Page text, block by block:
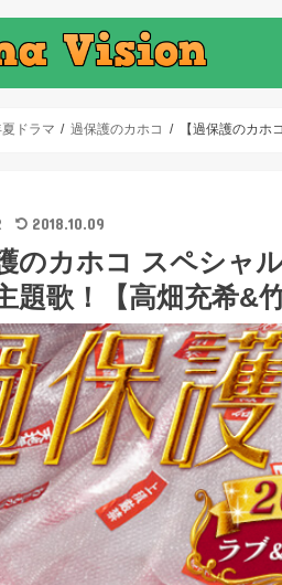
ドラマ 過保護のカホコ 【過保護のカホ
2018.10.09
のカホコ スペシャ
題歌！【高畑充希&